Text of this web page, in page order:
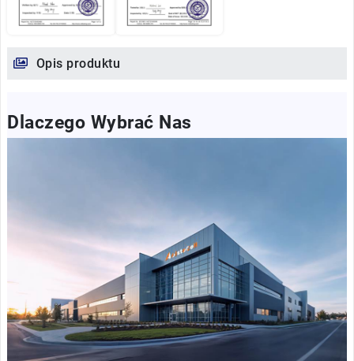
Opis produktu
Dlaczego Wybrać Nas